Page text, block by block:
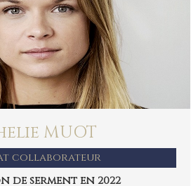
MUOT
collaborateur
de serment en 2022